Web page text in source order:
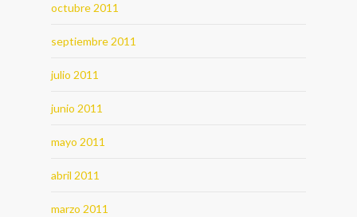
octubre 2011
septiembre 2011
julio 2011
junio 2011
mayo 2011
abril 2011
marzo 2011